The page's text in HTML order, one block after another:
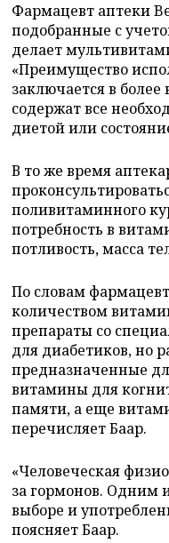
Фармацевт аптеки
подобранные с
делает
«Преимущество
заключается в
содержат все
диетой или
В то же время
поливитаминного
потребность в
потливость, масса
По словам
количеством
препараты со
для диабетиков, но
предназначенные
витамины для
памяти, а еще
перечисляет Баар.
«Человеческая
за гормонов. Одним
выборе и
поясняет Баар.